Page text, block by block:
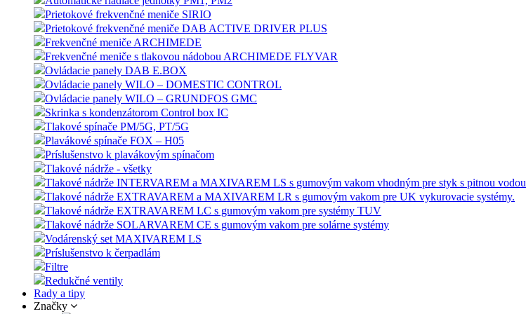
Prietokové frekvenčné meniče SIRIO
Prietokové frekvenčné meniče DAB ACTIVE DRIVER PLUS
Frekvenčné meniče ARCHIMEDE
Frekvenčné meniče s tlakovou nádobou ARCHIMEDE FLYVAR
Ovládacie panely DAB E.BOX
Ovládacie panely WILO – DOMESTIC CONTROL
Ovládacie panely WILO – GRUNDFOS GMC
Skrinka s kondenzátorom Control box IC
Tlakové spínače PM/5G, PT/5G
Plavákové spínače FOX – H05
Príslušenstvo k plavákovým spínačom
Tlakové nádrže - všetky
Tlakové nádrže INTERVAREM a MAXIVAREM LS s gumovým vakom vhodným pre styk s pitnou vodou
Tlakové nádrže EXTRAVAREM a MAXIVAREM LR s gumovým vakom pre UK vykurovacie systémy.
Tlakové nádrže EXTRAVAREM LC s gumovým vakom pre systémy TUV
Tlakové nádrže SOLARVAREM CE s gumovým vakom pre solárne systémy
Vodárenský set MAXIVAREM LS
Príslušenstvo k čerpadlám
Filtre
Redukčné ventily
Rady a tipy
Značky